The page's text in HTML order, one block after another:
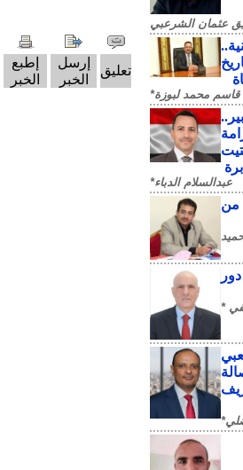
عثمان الشرعبي
قاسم محمد لبوزة*
عبدالسلام الدباء*
من
*
تعليق
إرسل
الخبر
إطبع
الخبر